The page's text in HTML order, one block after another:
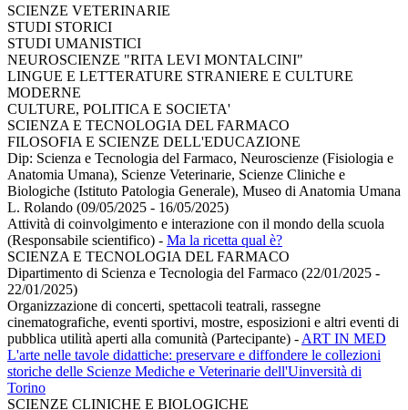
SCIENZE VETERINARIE
STUDI STORICI
STUDI UMANISTICI
NEUROSCIENZE "RITA LEVI MONTALCINI"
LINGUE E LETTERATURE STRANIERE E CULTURE
MODERNE
CULTURE, POLITICA E SOCIETA'
SCIENZA E TECNOLOGIA DEL FARMACO
FILOSOFIA E SCIENZE DELL'EDUCAZIONE
Dip: Scienza e Tecnologia del Farmaco, Neuroscienze (Fisiologia e
Anatomia Umana), Scienze Veterinarie, Scienze Cliniche e
Biologiche (Istituto Patologia Generale), Museo di Anatomia Umana
L. Rolando (09/05/2025 - 16/05/2025)
Attività di coinvolgimento e interazione con il mondo della scuola
(Responsabile scientifico) - Ma la ricetta qual è?
SCIENZA E TECNOLOGIA DEL FARMACO
Dipartimento di Scienza e Tecnologia del Farmaco (22/01/2025 -
22/01/2025)
Organizzazione di concerti, spettacoli teatrali, rassegne
cinematografiche, eventi sportivi, mostre, esposizioni e altri eventi di
pubblica utilità aperti alla comunità (Partecipante) - ART IN MED
L'arte nelle tavole didattiche: preservare e diffondere le collezioni
storiche delle Scienze Mediche e Veterinarie dell'Uinversità di
Torino
SCIENZE CLINICHE E BIOLOGICHE